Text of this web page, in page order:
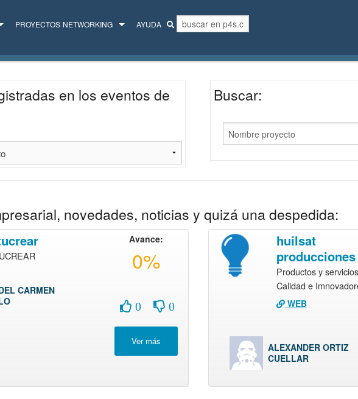
PROYECTOS NETWORKING AYUDA
en los eventos de
Buscar:
novedades, noticias y quizá una despedida:
CARMEN
Avance:
0%
0 0
huilsat
producciones
Productos y
Calidad e
WEB
ALEXANDER ORTIZ
CUELLAR